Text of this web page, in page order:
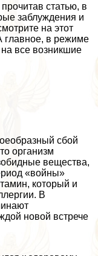
статью, в
заблуждения и
на этот
главное, в режиме
все возникшие
сбой
организм
вещества,
«войны»
который и
В
новой встрече